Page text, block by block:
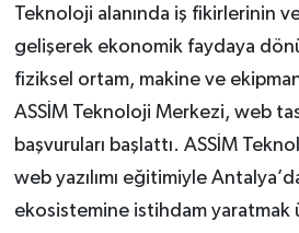
Teknoloji alanında iş fikirlerinin
gelişerek ekonomik faydaya
fiziksel ortam, makine ve
ASSİM Teknoloji Merkezi, web
başvuruları başlattı. ASSİM
web yazılımı eğitimiyle Antalya’da
ekosistemine istihdam yaratmak